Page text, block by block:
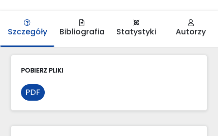
Szczegóły Bibliografia Statystyki Autorzy
POBIERZ PLIKI
PDF